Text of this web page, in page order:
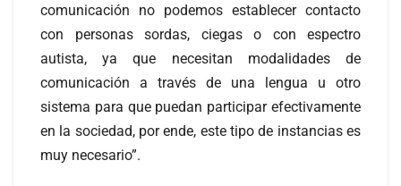
comunicación no podemos establecer contacto
con personas sordas, ciegas o con espectro
autista, ya que necesitan modalidades de
comunicación a través de una lengua u otro
sistema para que puedan participar efectivamente
en la sociedad, por ende, este tipo de instancias es
muy necesario”.